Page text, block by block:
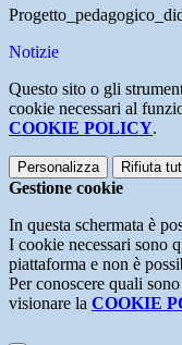
Notizie
Questo sito o gli
cookie necessari al
COOKIE POLICY.
Personalizza Rifiuta
Gestione cookie
In questa schermata è
I cookie necessari sono
piattaforma e non è
Per conoscere quali
visionare la COOKIE